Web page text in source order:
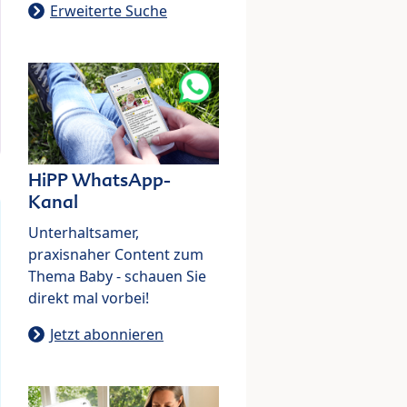
Erweiterte Suche
HiPP WhatsApp-
Kanal
Unterhaltsamer,
praxisnaher Content zum
Thema Baby - schauen Sie
direkt mal vorbei!
Jetzt abonnieren